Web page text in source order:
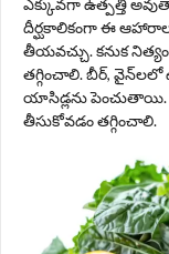
దీర్ఘకాలికంగా ఈ
తీయవచ్చు. కనుక
తగ్గించాలి. బీర్, వైన్‌లలో
యాసిడ్లను పెంచుతాయి.
తీసుకోవడం తగ్గించాలి.